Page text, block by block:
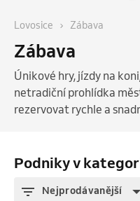
Lovosice Zábava
Zábava
Únikové hry, jízdy na
netradiční prohlídka
rezervovat rychle a
Podniky v
Nejprodávanější